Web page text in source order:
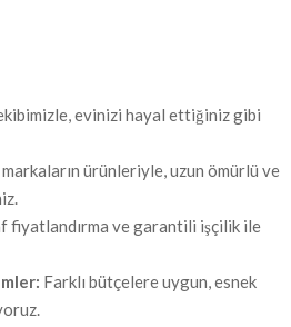
evinizi hayal ettiğiniz gibi
ürünleriyle, uzun ömürlü ve
fiyatlandırma ve garantili işçilik ile
Farklı bütçelere uygun, esnek